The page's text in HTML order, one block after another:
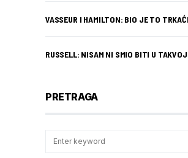
VASSEUR I HAMILTON: BIO JE TO
RUSSELL: NISAM NI SMIO BITI U
PRETRAGA